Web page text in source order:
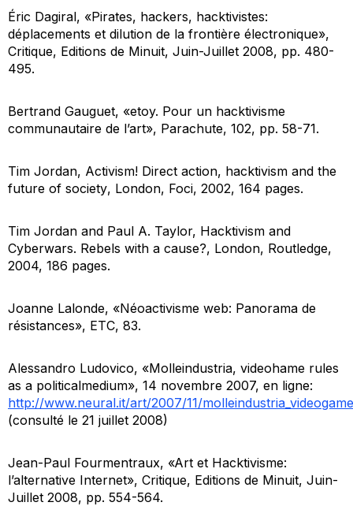
Éric Dagiral, «Pirates, hackers, hacktivistes:
déplacements et dilution de la frontière électronique»,
Critique, Editions de Minuit, Juin-Juillet 2008, pp. 480-
495.
Bertrand Gauguet, «etoy. Pour un hacktivisme
communautaire de l’art», Parachute, 102, pp. 58-71.
Tim Jordan, Activism! Direct action, hacktivism and the
future of society, London, Foci, 2002, 164 pages.
Tim Jordan and Paul A. Taylor, Hacktivism and
Cyberwars. Rebels with a cause?, London, Routledge,
2004, 186 pages.
Joanne Lalonde, «Néoactivisme web: Panorama de
résistances», ETC, 83.
Alessandro Ludovico, «Molleindustria, videohame rules
as a politicalmedium», 14 novembre 2007, en ligne:
http://www.neural.it/art/2007/11/
(consulté le 21 juillet 2008)
Jean-Paul Fourmentraux, «Art et Hacktivisme:
l’alternative Internet», Critique, Editions de Minuit, Juin-
Juillet 2008, pp. 554-564.